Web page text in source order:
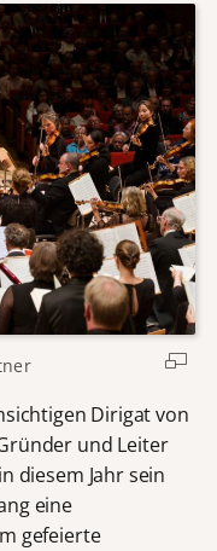
Dirigat von
und Leiter
diesem Jahr sein
eine
gefeierte